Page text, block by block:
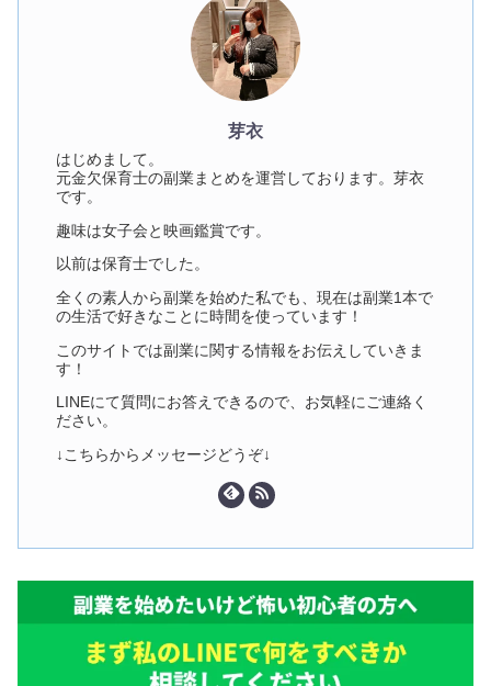
芽衣
はじめまして。
元金欠保育士の副業まとめを運営しております。芽衣
です。
趣味は女子会と映画鑑賞です。
以前は保育士でした。
全くの素人から副業を始めた私でも、現在は副業1本で
の生活で好きなことに時間を使っています！
このサイトでは副業に関する情報をお伝えしていきま
す！
LINEにて質問にお答えできるので、お気軽にご連絡く
ださい。
↓こちらからメッセージどうぞ↓